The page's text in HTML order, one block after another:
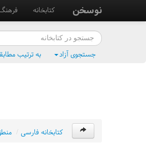
نوسخن کتابخانه
جستجوی آزاد به ترتیب
کتابخانه فارسی /